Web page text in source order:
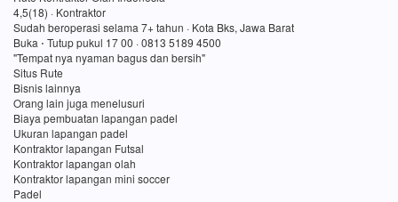
4,5(18) · Kontraktor
Sudah beroperasi selama 7+ tahun · Kota Bks, Jawa Barat
Buka ⋅ Tutup pukul 17 00 · 0813 5189 4500
"Tempat nya nyaman bagus dan bersih"
Situs Rute
Bisnis lainnya
Orang lain juga menelusuri
Biaya pembuatan lapangan padel
Ukuran lapangan padel
Kontraktor lapangan Futsal
Kontraktor lapangan olah
Kontraktor lapangan mini soccer
Padel